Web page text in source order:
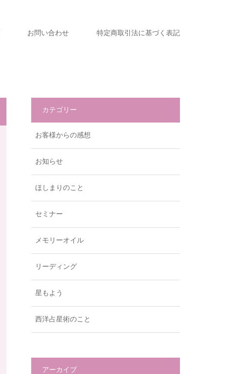
お問い合わせ 特定商取引法に基づく表記
カテゴリー
お客様からの感想
お知らせ
ほしまりのこと
セミナー
メモリーオイル
リーディング
星もよう
西洋占星術のこと
アーカイブ